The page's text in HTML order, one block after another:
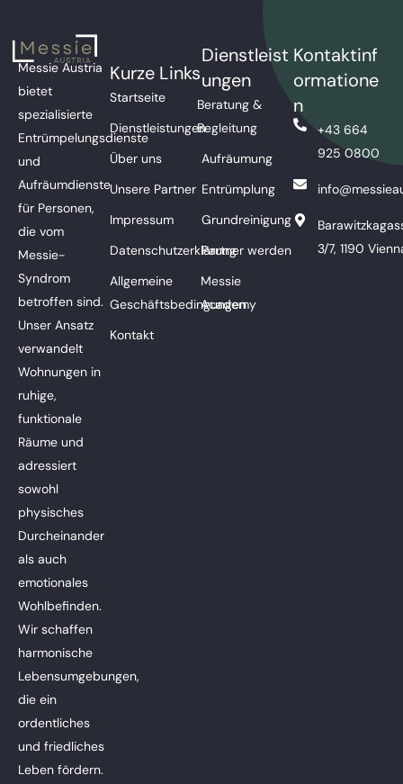
Messie Austria
bietet
spezialisierte
Entrümpelungsdienste
und
Aufräumdienste
für Personen,
die vom
Messie-
Syndrom
betroffen sind.
Unser Ansatz
verwandelt
Wohnungen in
ruhige,
funktionale
Räume und
adressiert
sowohl
physisches
Durcheinander
als auch
emotionales
Wohlbefinden.
Wir schaffen
harmonische
Lebensumgebungen,
die ein
ordentliches
und friedliches
Leben fördern.
Kurze Links
Startseite
Dienstleistungen
Über uns
Unsere Partner
Impressum
Datenschutzerklärung
Allgemeine
Geschäftsbedingungen
Kontakt
Dienstleist
ungen
Beratung &
Begleitung
Aufräumung
Entrümplung
Grundreinigung
Partner werden
Messie
Academy
Kontaktinf
ormatione
n
+43 664
925 0800
3/7, 1190